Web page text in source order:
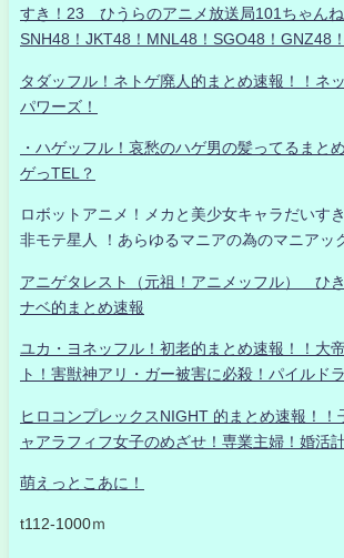
すき！23 ひうらのアニメ放送局101ちゃん
SNH48！JKT48！MNL48！SGO48！GNZ48
タダッフル！ネトゲ廃人的まとめ速報！！ネ
パワーズ！
・ハゲッフル！哀愁のハゲ男の髪ってるまと
ゲっTEL？
ロボットアニメ！メカと美少女キャラだいす
非モテ星人 ！あらゆるマニアの為のマニアッ
アニゲタレスト（元祖！アニメッフル） ひ
ナベ的まとめ速報
ユカ・ヨネッフル！初老的まとめ速報！！大
ト！害獣神アリ・ガー被害に必殺！パイルド
ヒロコンプレックスNIGHT 的まとめ速報！！
ャアラフィフ女子のめざせ！専業主婦！婚活
萌えっとこあに！
t112-1000ｍ